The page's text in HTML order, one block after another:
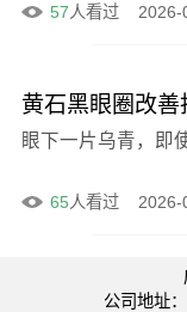
2026-
57人看过
眼下一片乌青，即
2026-
65人看过
公司地址